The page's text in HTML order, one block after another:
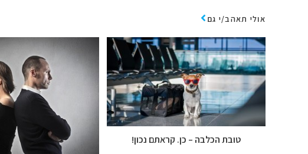
אולי תאהב/י גם
טובת הכלבה – כן. קראתם נכון!